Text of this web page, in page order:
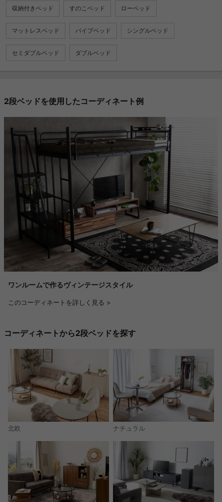
収納付きベッド すのこベッド ローベッド
マットレスベッド パイプベッド シングルベッド
セミダブルベッド ダブルベッド
2段ベッドを使用したコーディネート例
ワンルームで作るヴィンテージスタイル
このコーディネートを詳しく見る >
コーディネートから2段ベッドを探す
北欧 ナチュラル